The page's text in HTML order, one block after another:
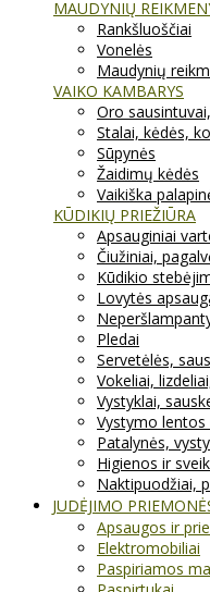
MAUDYNIŲ
Rankšluoščiai
Vonelės
Maudynių
VAIKO KAMBARYS
Oro
Stalai, kėdės,
Sūpynės
Žaidimų kėdės
Vaikiška
KŪDIKIŲ PRIEŽIŪRA
Apsauginiai
Čiužiniai,
Kūdikio
Lovytės
Pledai
Servetėlės,
Vokeliai,
Vystyklai,
Vystymo
Patalynės,
Higienos ir
Naktipuodžiai,
JUDĖJIMO
Apsaugos ir
Elektromobiliai
Paspiriamos